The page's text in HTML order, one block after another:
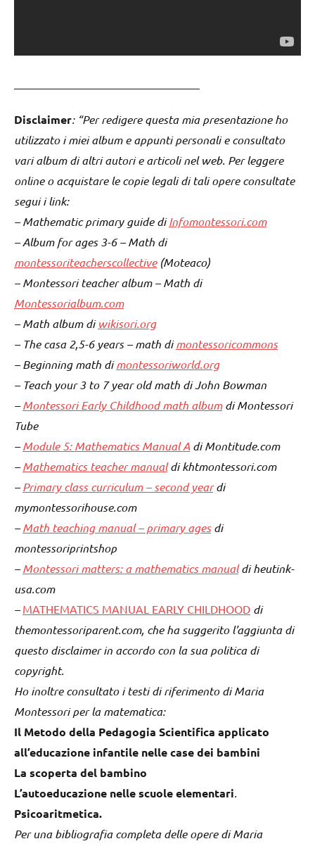
Disclaimer: “Per redigere questa mia presentazione ho
utilizzato i miei album e appunti personali e consultato
vari album di altri autori e articoli nel web. Per leggere
online o acquistare le copie legali di tali opere consultate
segui i link:
– Mathematic primary guide diInfomontessori.com
– Album for ages 3-6 – Math di
montessoriteacherscollective(Moteaco)
– Montessori teacher album – Math di
Montessorialbum.com
– Math album diwikisori.org
– The casa 2,5-6 years – math dimontessoricommons
– Beginning math dimontessoriworld.org
– Teach your 3 to 7 year old math di John Bowman
–Montessori Early Childhood math albumdi Montessori
Tube
–Module 5: Mathematics Manual A di Montitude.com
–Mathematics teacher manualdi khtmontessori.com
–Primary class curriculum – second yeardi
mymontessorihouse.com
–Math teaching manual – primary agesdi
montessoriprintshop
–Montessori matters: a mathematics manualdi heutink-
usa.com
–MATHEMATICS MANUAL EARLY CHILDHOOD di
themontessoriparent.com, che ha suggerito l’aggiunta di
questo disclaimer in accordo con la sua politica di
copyright.
Ho inoltre consultato i testi di riferimento di Maria
Montessori per la matematica:
Il Metodo della Pedagogia Scientifica applicato
all’educazione infantile nelle case dei bambini
La scoperta del bambino
L’autoeducazione nelle scuole elementari.
Psicoaritmetica.
Per una bibliografia completa delle opere di Maria